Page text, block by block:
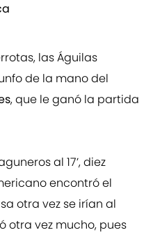
las Águilas
de la mano del
, que le ganó la partida
al 17’, diez
encontró el
otra vez se irían al
otra vez mucho, pues